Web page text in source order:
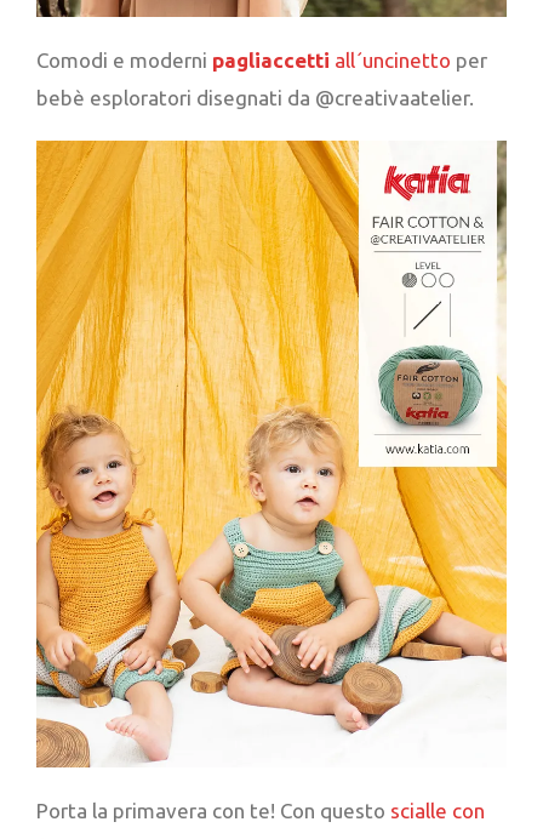
Comodi e moderni pagliaccetti all´uncinetto per
bebè esploratori disegnati da @creativaatelier.
Porta la primavera con te! Con questo scialle con